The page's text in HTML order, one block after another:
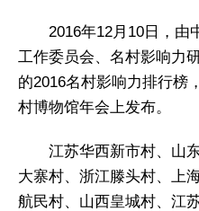
2016年12月10日，由
工作委员会、名村影响力
的2016名村影响力排行榜
村博物馆年会上发布。
江苏华西新市村、山
大寨村、浙江滕头村、上
航民村、山西皇城村、江